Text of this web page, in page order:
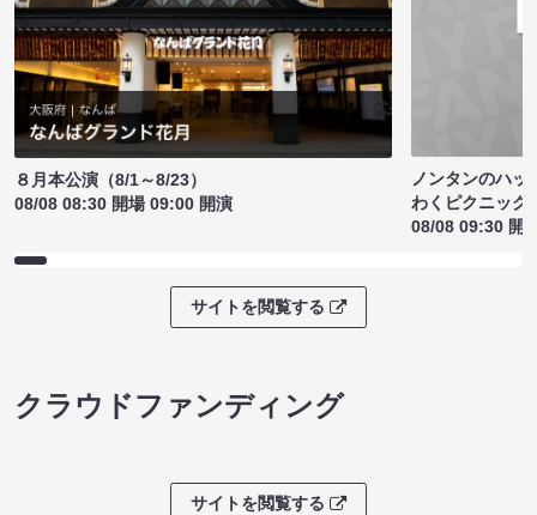
８月本公演（8/1～8/23）
08/08 08:30 開場 09:00 開演
ノンタンのハッ
わくピクニック
08/08 09:30 開
サイトを閲覧する
クラウドファンディング
サイトを閲覧する